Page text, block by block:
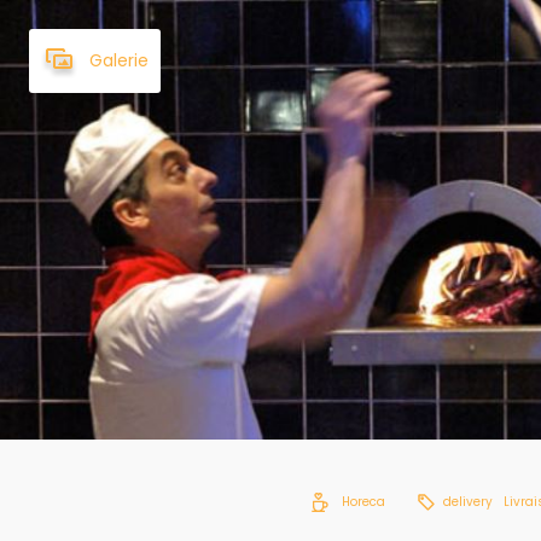
Galerie
Horeca delivery